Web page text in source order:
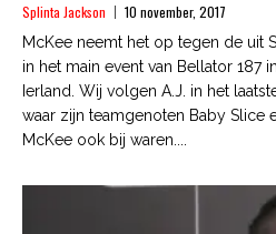
Splinta Jackson 10 november, 2017
McKee neemt het op tegen de uit
in het main event van Bellator 187
Ierland. Wij volgen A.J. in het
waar zijn teamgenoten Baby Slice
McKee ook bij waren....